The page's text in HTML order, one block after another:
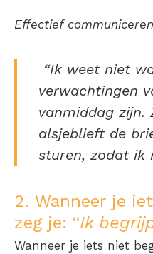
Effectief
“Ik weet niet
verwachtingen
vanmiddag zijn.
alsjeblieft de
sturen, zodat ik
2. Wanneer je
zeg je: “Ik
Wanneer je iets niet